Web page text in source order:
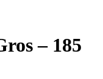
– 185